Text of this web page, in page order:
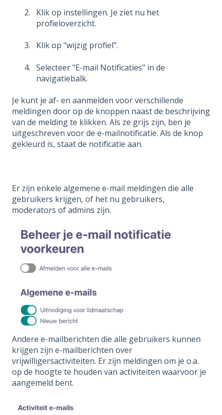
Klik op instellingen. Je ziet nu het
profieloverzicht.
Klik op "wijzig profiel".
Selecteer "E-mail Notificaties" in de
navigatiebalk.
Je kunt je af- en aanmelden voor verschillende
meldingen door op de knoppen naast de beschrijving
van de melding te klikken. Als ze grijs zijn, ben je
uitgeschreven voor de e-mailnotificatie. Als de knop
gekleurd is, staat de notificatie aan.
Er zijn enkele algemene e-mail meldingen die alle
gebruikers krijgen, of het nu gebruikers,
moderators of admins zijn.
Andere e-mailberichten die alle gebruikers kunnen
krijgen zijn e-mailberichten over
vrijwilligersactiviteiten. Er zijn meldingen om je o.a.
op de hoogte te houden van activiteiten waarvoor je
aangemeld bent.